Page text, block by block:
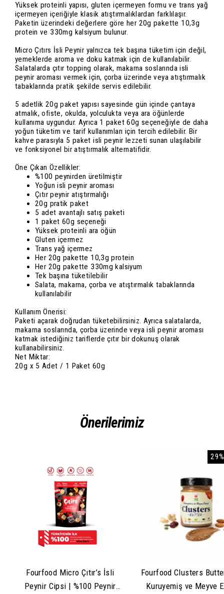
Yüksek proteinli yapısı, gluten içermeyen formu ve trans yağ
içermeyen içeriğiyle klasik atıştırmalıklardan farklılaşır.
Paketin üzerindeki değerlere göre her 20g pakette 10,3g
protein ve 330mg kalsiyum bulunur.
Micro Çıtırs İsli Peynir yalnızca tek başına tüketim için değil,
yemeklerde aroma ve doku katmak için de kullanılabilir.
Salatalarda çıtır topping olarak, makarna soslarında isli
peynir aroması vermek için, çorba üzerinde veya atıştırmalık
tabaklarında pratik şekilde servis edilebilir.
5 adetlik 20g paket yapısı sayesinde gün içinde çantaya
atmalık, ofiste, okulda, yolculukta veya ara öğünlerde
kullanıma uygundur. Ayrıca 1 paket 60g seçeneğiyle de daha
yoğun tüketim ve tarif kullanımları için tercih edilebilir. Bir
kahve parasıyla 5 paket isli peynir lezzeti sunan ulaşılabilir
ve fonksiyonel bir atıştırmalık alternatifidir.
Öne Çıkan Özellikler:
%100 peynirden üretilmiştir
Yoğun isli peynir aroması
Çıtır peynir atıştırmalığı
20g pratik paket
5 adet avantajlı satış paketi
1 paket 60g seçeneği
Yüksek proteinli ara öğün
Gluten içermez
Trans yağ içermez
Her 20g pakette 10,3g protein
Her 20g pakette 330mg kalsiyum
Tek başına tüketilebilir
Salata, makarna, çorba ve atıştırmalık tabaklarında
kullanılabilir
Kullanım Önerisi:
Paketi açarak doğrudan tüketebilirsiniz. Ayrıca salatalarda,
makarna soslarında, çorba üzerinde veya isli peynir aroması
katmak istediğiniz tariflerde çıtır bir dokunuş olarak
kullanabilirsiniz.
Net Miktar:
20g x 5 Adet / 1 Paket 60g
Önerilerimiz
Fourfood Micro Çıtır’s İsli
Peynir Cipsi | %100 Peynir
Fourfood Clusters
Kuruyemiş ve Meyve